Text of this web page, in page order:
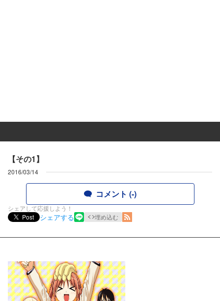
【その1】
2016/03/14
コメント (-)
シェアして応援しよう！
Post
シェアする 埋め込む